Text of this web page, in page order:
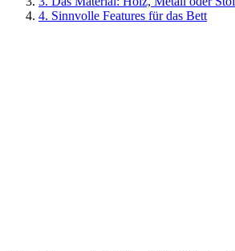
4. Sinnvolle Features für das Bett